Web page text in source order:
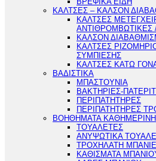
ΚΑΛΤΣΕΣ – ΚΑΛΣΟΝ
ΚΑΛΤΣΕΣ
ΚΑΛΣΟΝ
ΚΑΛΤΣΕΣ
ΣΥΜΠΙΕΣΗΣ
ΚΑΛΤΣΕΣ ΚΑΤΩ
ΒΑΔΙΣΤΙΚΑ
ΜΠΑΣΤΟΥΝΙΑ
ΒΑΚΤΗΡΙΕΣ-
ΠΕΡΙΠΑΤΗΤΗΡΕΣ
ΠΕΡΙΠΑΤΗΤΗΡΕΣ
ΒΟΗΘΗΜΑΤΑ
ΤΟΥΑΛΕΤΕΣ
ΑΝΥΨΩΤΙΚΑ
ΤΡΟΧΗΛΑΤΗ
ΚΑΘΙΣΜΑΤΑ